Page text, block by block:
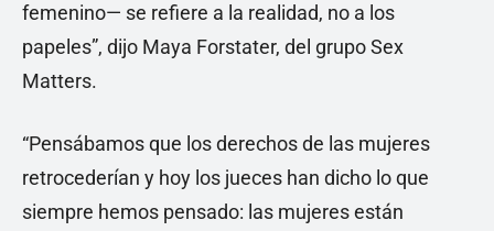
femenino— se refiere a la realidad, no a los
papeles”, dijo Maya Forstater, del grupo Sex
Matters.
“Pensábamos que los derechos de las mujeres
retrocederían y hoy los jueces han dicho lo que
siempre hemos pensado: las mujeres están